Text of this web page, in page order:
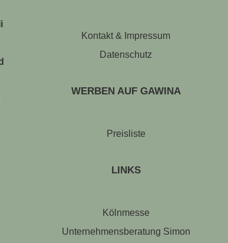
Kontakt & Impressum
Datenschutz
WERBEN AUF GAWINA
Preisliste
LINKS
Kölnmesse
Unternehmensberatung Simon